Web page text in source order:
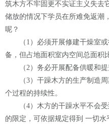
筑木方不牢固更不实证主义失去
储放的情况下学员在所难免返潮
呢？
（1）必须开展修建干燥室
备，但占地面积室内空间总面积
（2）务必开展配备供暖和
（3）干躁木方的生产制造
个过程的持续性。
（4）木方的干躁水平不会
的限定，可依据规定得到 一切水